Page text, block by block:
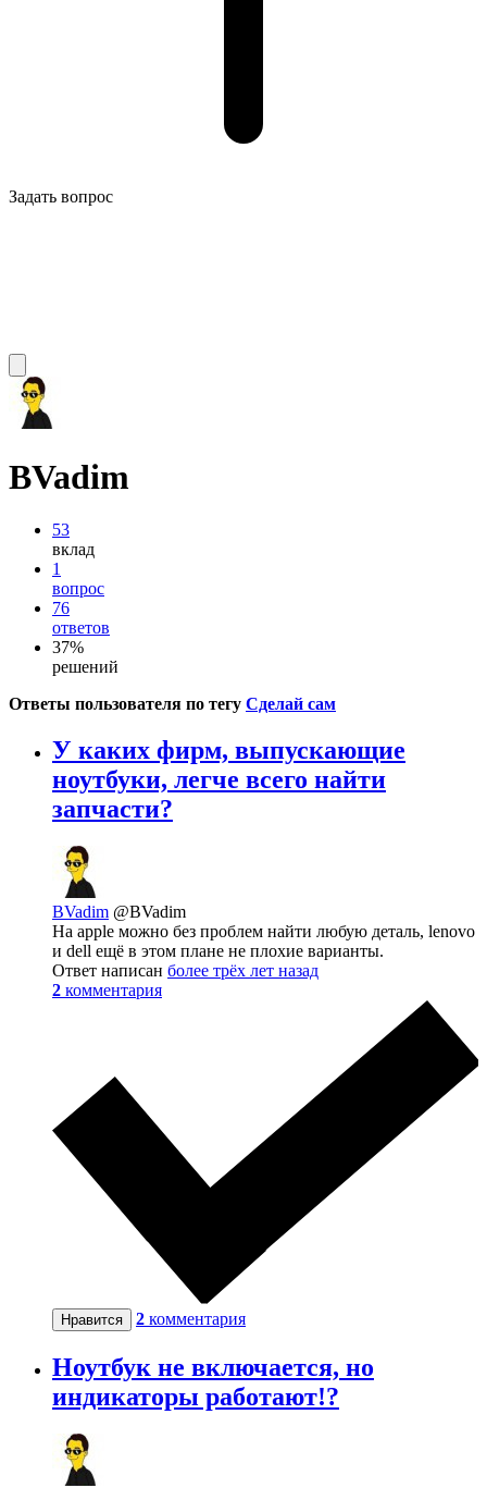
Задать вопрос
BVadim
53
вклад
1
вопрос
76
ответов
37%
решений
Ответы пользователя по тегу Сделай сам
У каких фирм, выпускающие
ноутбуки, легче всего найти
запчасти?
BVadim @BVadim
На apple можно без проблем найти любую деталь, lenovo
и dell ещё в этом плане не плохие варианты.
Ответ написан более трёх лет назад
2 комментария
Нравится 2 комментария
Ноутбук не включается, но
индикаторы работают!?